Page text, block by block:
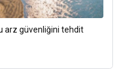
arz güvenliğini tehdit